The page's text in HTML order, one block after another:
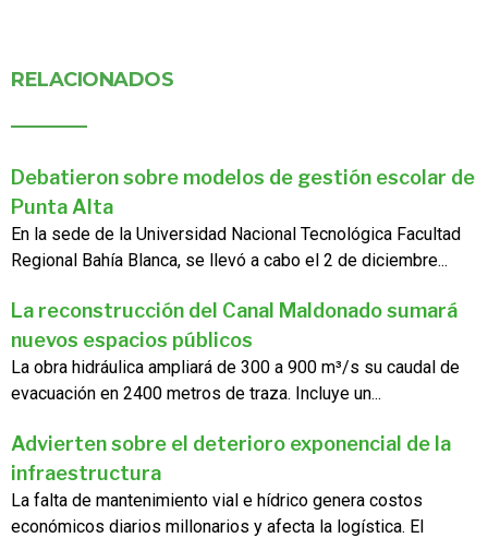
RELACIONADOS
Debatieron sobre modelos de gestión escolar de
Punta Alta
En la sede de la Universidad Nacional Tecnológica Facultad
Regional Bahía Blanca, se llevó a cabo el 2 de diciembre...
La reconstrucción del Canal Maldonado sumará
nuevos espacios públicos
La obra hidráulica ampliará de 300 a 900 m³/s su caudal de
evacuación en 2400 metros de traza. Incluye un...
Advierten sobre el deterioro exponencial de la
infraestructura
La falta de mantenimiento vial e hídrico genera costos
económicos diarios millonarios y afecta la logística. El